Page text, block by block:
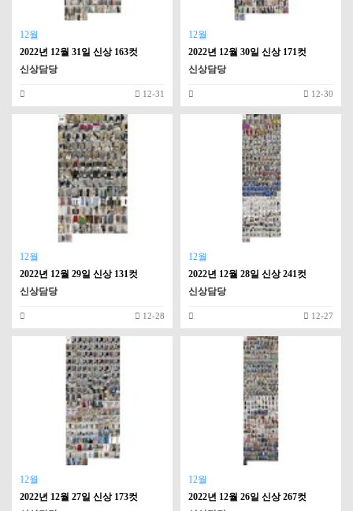
12월
2022년 12월 31일 신상 163컷
신상담당
12-31
12월
2022년 12월 30일 신상 171컷
신상담당
12-30
12월
2022년 12월 29일 신상 131컷
신상담당
12-28
12월
2022년 12월 28일 신상 241컷
신상담당
12-27
12월
2022년 12월 27일 신상 173컷
12월
2022년 12월 26일 신상 267컷